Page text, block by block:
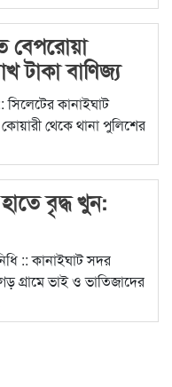
বেপরোয়া
টাকা বাণিজ্য
সিলেটের কানাইঘাট
থেকে থানা পুলিশের
বৃদ্ধ খুন:
:: কানাইঘাট সদর
গ্রামে ভাই ও ভাতিজাদের